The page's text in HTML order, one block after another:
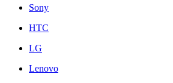
Sony
HTC
LG
Lenovo